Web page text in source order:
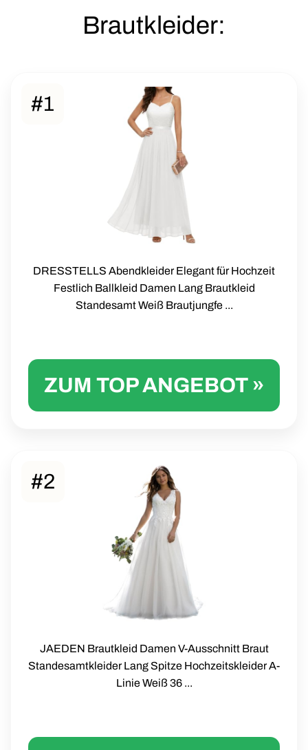
Brautkleider:
#1
DRESSTELLS Abendkleider Elegant für Hochzeit
Festlich Ballkleid Damen Lang Brautkleid
Standesamt Weiß Brautjungfe ...
ZUM TOP ANGEBOT »
#2
JAEDEN Brautkleid Damen V-Ausschnitt Braut
Standesamtkleider Lang Spitze Hochzeitskleider A-
Linie Weiß 36 ...